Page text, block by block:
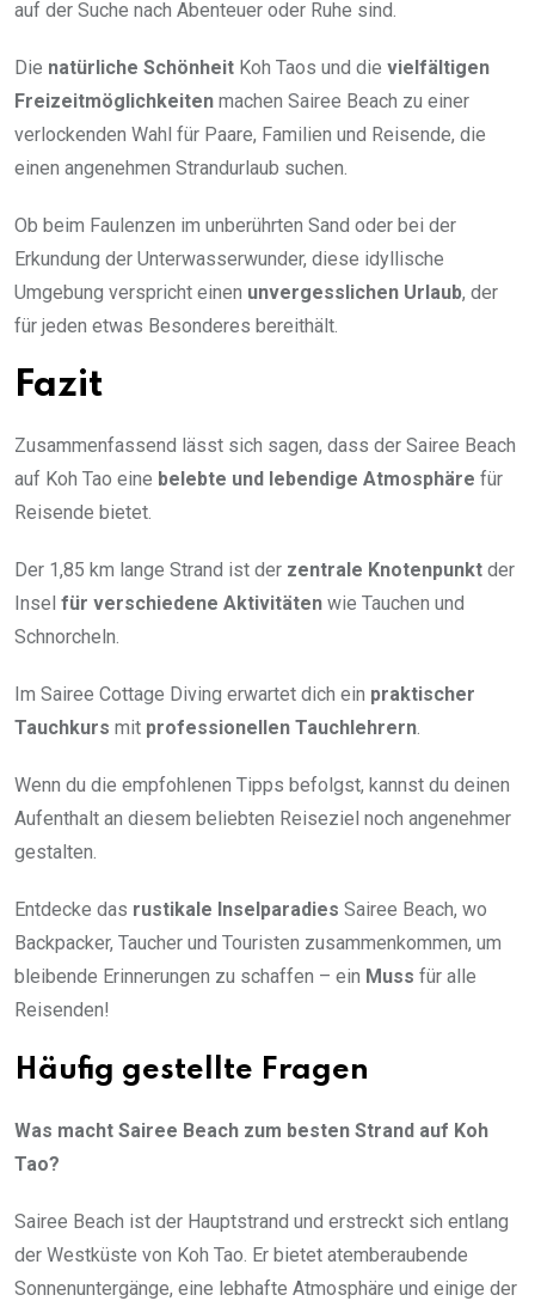
auf der Suche nach Abenteuer oder Ruhe sind.
Die natürliche Schönheit Koh Taos und die vielfältigen
Freizeitmöglichkeiten machen Sairee Beach zu einer
verlockenden Wahl für Paare, Familien und Reisende, die
einen angenehmen Strandurlaub suchen.
Ob beim Faulenzen im unberührten Sand oder bei der
Erkundung der Unterwasserwunder, diese idyllische
Umgebung verspricht einen unvergesslichen Urlaub, der
für jeden etwas Besonderes bereithält.
Fazit
Zusammenfassend lässt sich sagen, dass der Sairee Beach
auf Koh Tao eine belebte und lebendige Atmosphäre für
Reisende bietet.
Der 1,85 km lange Strand ist der zentrale Knotenpunkt der
Insel für verschiedene Aktivitäten wie Tauchen und
Schnorcheln.
Im Sairee Cottage Diving erwartet dich ein praktischer
Tauchkurs mit professionellen Tauchlehrern
Wenn du die empfohlenen Tipps befolgst, kannst du deinen
Aufenthalt an diesem beliebten Reiseziel noch angenehmer
gestalten.
Entdecke das rustikale Inselparadies Sairee Beach, wo
Backpacker, Taucher und Touristen zusammenkommen, um
bleibende Erinnerungen zu schaffen – ein Muss für alle
Reisenden!
Häufig gestellte Fragen
Was macht Sairee Beach zum besten Strand auf Koh
Tao?
Sairee Beach ist der Hauptstrand und erstreckt sich entlang
der Westküste von Koh Tao. Er bietet atemberaubende
Sonnenuntergänge, eine lebhafte Atmosphäre und einige der